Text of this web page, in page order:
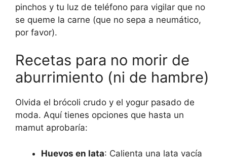
pinchos y tu luz de teléfono para vigilar que no
se queme la carne (que no sepa a neumático,
por favor).
Recetas para no morir de
aburrimiento (ni de hambre)
Olvida el brócoli crudo y el yogur pasado de
moda. Aquí tienes opciones que hasta un
mamut aprobaría:
Huevos en lata: Calienta una lata vacía